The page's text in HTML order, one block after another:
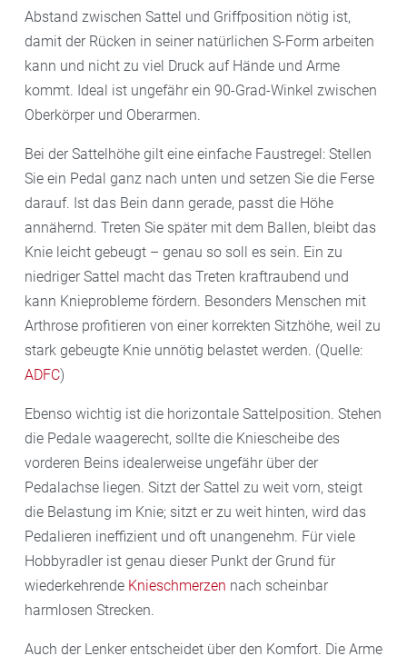
Abstand zwischen Sattel und Griffposition nötig ist,
damit der Rücken in seiner natürlichen S-Form arbeiten
kann und nicht zu viel Druck auf Hände und Arme
kommt. Ideal ist ungefähr ein 90-Grad-Winkel zwischen
Oberkörper und Oberarmen.
Bei der Sattelhöhe gilt eine einfache Faustregel: Stellen
Sie ein Pedal ganz nach unten und setzen Sie die Ferse
darauf. Ist das Bein dann gerade, passt die Höhe
annähernd. Treten Sie später mit dem Ballen, bleibt das
Knie leicht gebeugt – genau so soll es sein. Ein zu
niedriger Sattel macht das Treten kraftraubend und
kann Knieprobleme fördern. Besonders Menschen mit
Arthrose profitieren von einer korrekten Sitzhöhe, weil zu
stark gebeugte Knie unnötig belastet werden. (Quelle:
ADFC)
Ebenso wichtig ist die horizontale Sattelposition. Stehen
die Pedale waagerecht, sollte die Kniescheibe des
vorderen Beins idealerweise ungefähr über der
Pedalachse liegen. Sitzt der Sattel zu weit vorn, steigt
die Belastung im Knie; sitzt er zu weit hinten, wird das
Pedalieren ineffizient und oft unangenehm. Für viele
Hobbyradler ist genau dieser Punkt der Grund für
wiederkehrende Knieschmerzen nach scheinbar
harmlosen Strecken.
Auch der Lenker entscheidet über den Komfort. Die Arme